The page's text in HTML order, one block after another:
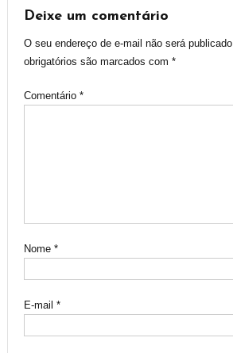
Post
Deixe um comentário
O seu endereço de e-mail não será publicado.
obrigatórios são marcados com *
Comentário *
Nome *
E-mail *